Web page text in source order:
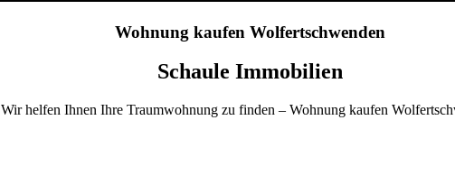
Wohnung kaufen Wolfertschwenden
Schaule Immobilien
Wir helfen Ihnen Ihre Traumwohnung zu finden – Wohnung kaufen